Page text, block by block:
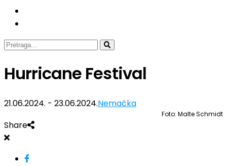
Hurricane Festival
21.06.2024. - 23.06.2024.Nemačka
Foto: Malte Schmidt
Share